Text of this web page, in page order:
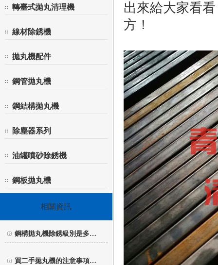
轉臺式拋丸清理機
線材除銹機
拋丸機配件
鋼管拋丸機
鋼結構拋丸機
除塵器系列
油罐噴砂除銹機
鋼板拋丸機
相關資訊
鋼構拋丸機除銹級別是多…
買二手拋丸機的注意事項…
出來給大家看
方！